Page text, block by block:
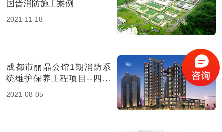
国晋消防施工案例
2021-11-18
成都市丽晶公馆1期消防系
统维护保养工程项目--四川
国晋消防维保案例
2021-08-05